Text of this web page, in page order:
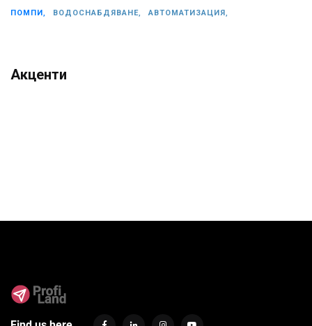
ПОМПИ, ВОДОСНАБДЯВАНЕ, АВТОМАТИЗАЦИЯ,
Акценти